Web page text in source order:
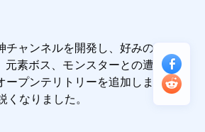
ャンネルを開発し、好みの
素ボス、モンスターとの遭
プンテリトリーを追加しま
なりました。